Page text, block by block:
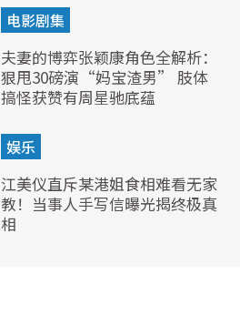
电影剧集
夫妻的博弈张颖康角色全解析：
狠甩30磅演“妈宝渣男” 肢体
搞怪获赞有周星驰底蕴
娱乐
江美仪直斥某港姐食相难看无家
教！当事人手写信曝光揭终极真
相